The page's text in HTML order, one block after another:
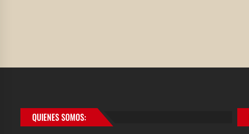
QUIENES SOMOS: